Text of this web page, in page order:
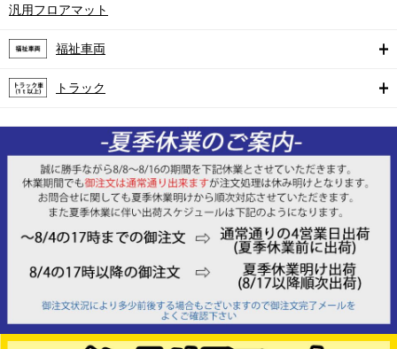
汎用フロアマット
福祉車両
トラック